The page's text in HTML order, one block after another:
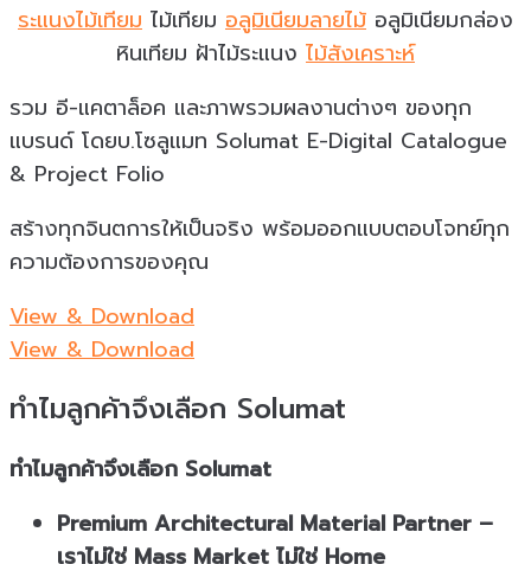
ระแนงไม้เทียม ไม้เทียม อลูมิเนียมลายไม้ อลูมิเนียมกล่อง
หินเทียม ฝ้าไม้ระแนง ไม้สังเคราะห์
รวม อี-แคตาล็อค และภาพรวมผลงานต่างๆ ของทุก
แบรนด์ โดยบ.โซลูแมท Solumat E-Digital Catalogue
& Project Folio
สร้างทุกจินตการให้เป็นจริง พร้อมออกแบบตอบโจทย์ทุก
ความต้องการของคุณ
View & Download
View & Download
ทำไมลูกค้าจึงเลือก Solumat
ทำไมลูกค้าจึงเลือก Solumat
Premium Architectural Material Partner –
เราไม่ใช่ Mass Market ไม่ใช่ Home